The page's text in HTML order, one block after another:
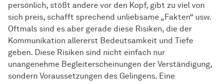
persönlich, stößt andere vor den Kopf, gibt zu viel von
sich preis, schafft sprechend unliebsame „Fakten“ usw.
Oftmals sind es aber gerade diese Risiken, die der
Kommunikation allererst Bedeutsamkeit und Tiefe
geben. Diese Risiken sind nicht einfach nur
unangenehme Begleiterscheinungen der Verständigung,
sondern Voraussetzungen des Gelingens. Eine